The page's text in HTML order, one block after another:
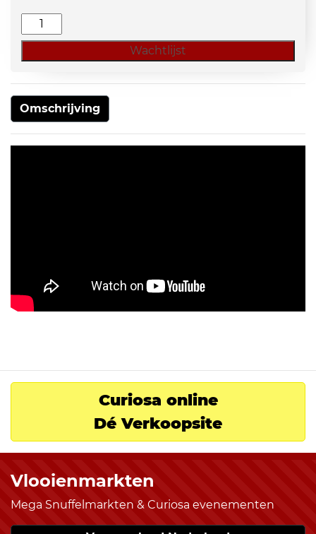
Vlooienmarkt
Arnhem
Wachtlijst
Omschrijving
Curiosa online
Dé Verkoopsite
Vlooienmarkten
Mega Snuffelmarkten & Curiosa evenementen